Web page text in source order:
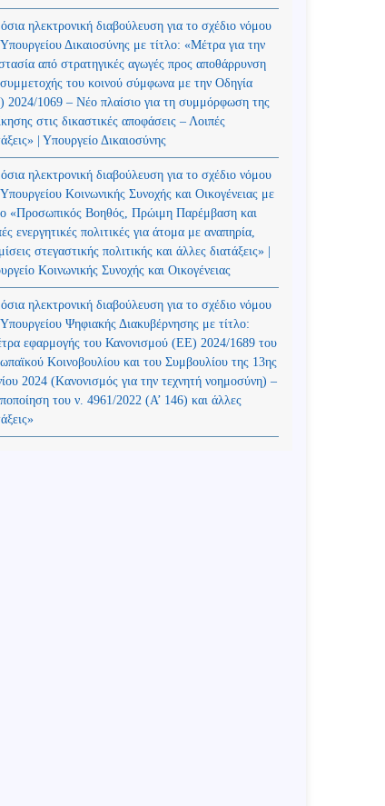
ηλεκτρονική διαβούλευση για το σχέδιο νόμου
Δικαιοσύνης με τίτλο: «Μέτρα για την
από στρατηγικές αγωγές προς αποθάρρυνση
του κοινού σύμφωνα με την Οδηγία
2024/1069 – Νέο πλαίσιο για τη συμμόρφωση της
στις δικαστικές αποφάσεις – Λοιπές
| Υπουργείο Δικαιοσύνης
ηλεκτρονική διαβούλευση για το σχέδιο νόμου
Κοινωνικής Συνοχής και Οικογένειας με
«Προσωπικός Βοηθός, Πρώιμη Παρέμβαση και
ενεργητικές πολιτικές για άτομα με αναπηρία,
στεγαστικής πολιτικής και άλλες διατάξεις» |
Κοινωνικής Συνοχής και Οικογένειας
ηλεκτρονική διαβούλευση για το σχέδιο νόμου
Ψηφιακής Διακυβέρνησης με τίτλο:
εφαρμογής του Κανονισμού (ΕΕ) 2024/1689 του
Κοινοβουλίου και του Συμβουλίου της 13ης
2024 (Kανονισμός για την τεχνητή νοημοσύνη) –
του ν. 4961/2022 (Α’ 146) και άλλες